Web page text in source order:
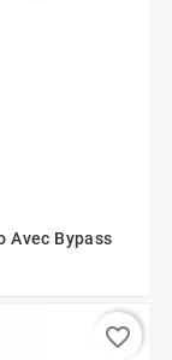
Avec Bypass
favorite_border